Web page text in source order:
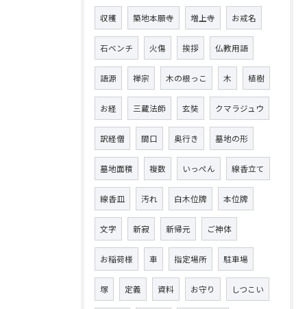
収穫 築地本願寺 増上寺 お戒名
石ベンチ 火傷 挨拶 仏教用語
語源 禅宗 木の根っこ 木 植樹
お経 三蔵法師 玄奘 クマラジュウ
訳経僧 間口 奥行き 墓地の形
墓地面積 複数 いっぺん 線香立て
線香皿 汚れ 白木位牌 本位牌
文字 新寂 新帰元 ご神体
お稲荷様 車 指定場所 駐車場
塚 定義 資料 お守り しつこい